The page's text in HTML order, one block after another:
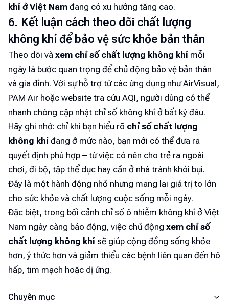
Chuyên mục
khí ở Việt Nam đang có xu hướng tăng cao.
6. Kết luận cách theo dõi chất lượng
không khí để bảo vệ sức khỏe bản thân
Theo dõi và xem chỉ số chất lượng không khí mỗi
ngày là bước quan trọng để chủ động bảo vệ bản thân
và gia đình. Với sự hỗ trợ từ các ứng dụng như AirVisual,
PAM Air hoặc website tra cứu AQI, người dùng có thể
nhanh chóng cập nhật chỉ số không khí ở bất kỳ đâu.
Hãy ghi nhớ: chỉ khi bạn hiểu rõ chỉ số chất lượng
không khí đang ở mức nào, bạn mới có thể đưa ra
quyết định phù hợp – từ việc có nên cho trẻ ra ngoài
chơi, đi bộ, tập thể dục hay cần ở nhà tránh khói bụi.
Đây là một hành động nhỏ nhưng mang lại giá trị to lớn
cho sức khỏe và chất lượng cuộc sống mỗi ngày.
Đặc biệt, trong bối cảnh chỉ số ô nhiễm không khí ở Việt
Nam ngày càng báo động, việc chủ động xem chỉ số
chất lượng không khí sẽ giúp cộng đồng sống khỏe
hơn, ý thức hơn và giảm thiểu các bệnh liên quan đến hô
hấp, tim mạch hoặc dị ứng.